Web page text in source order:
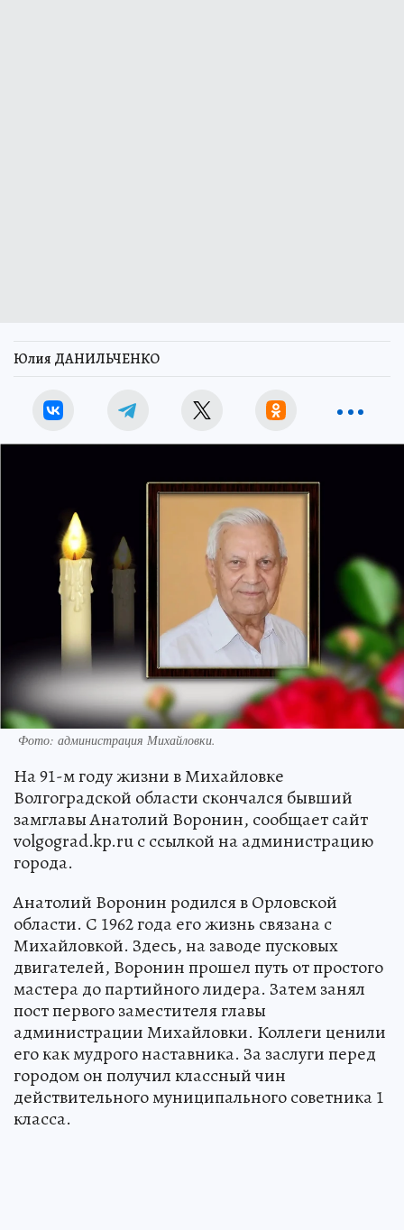
Юлия ДАНИЛЬЧЕНКО
Фото: администрация Михайловки.
На 91-м году жизни в Михайловке
Волгоградской области скончался бывший
замглавы Анатолий Воронин, сообщает сайт
volgograd.kp.ru с ссылкой на администрацию
города.
Анатолий Воронин родился в Орловской
области. С 1962 года его жизнь связана с
Михайловкой. Здесь, на заводе пусковых
двигателей, Воронин прошел путь от простого
мастера до партийного лидера. Затем занял
пост первого заместителя главы
администрации Михайловки. Коллеги ценили
его как мудрого наставника. За заслуги перед
городом он получил классный чин
действительного муниципального советника 1
класса.